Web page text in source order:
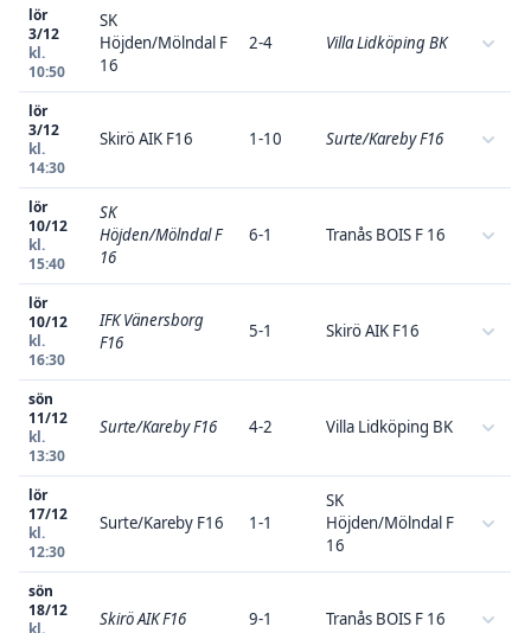
lör
3/12
kl.
10:50
SK
Höjden/Mölndal F
16
2-4 Villa Lidköping BK
lör
3/12
kl.
14:30
Skirö AIK F16 1-10 Surte/Kareby F16
lör
10/12
kl.
15:40
SK
Höjden/Mölndal F
16
6-1 Tranås BOIS F 16
lör
10/12
kl.
16:30
IFK Vänersborg
F16
5-1 Skirö AIK F16
sön
11/12
kl.
13:30
Surte/Kareby F16 4-2 Villa Lidköping BK
lör
17/12
kl.
12:30
Surte/Kareby F16 1-1
SK
Höjden/Mölndal F
16
sön
18/12
kl.
Skirö AIK F16 9-1 Tranås BOIS F 16